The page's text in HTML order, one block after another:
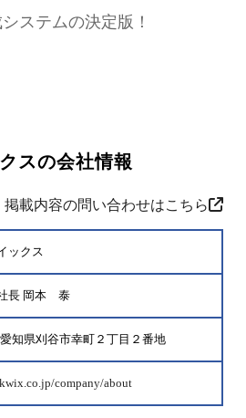
ステムの決定版！
スの会社情報
掲載内容の問い合わせはこちら
ックス
長 岡本 泰
知県刈谷市幸町２丁目２番地
company/about